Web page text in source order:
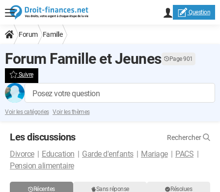
Question
Forum Famille
Forum Famille et Jeunes Page 901
Suivre
Posez votre question
Voir les catégories Voir les thèmes
Les discussions Rechercher
Divorce Education Garde d'enfants Mariage
PACS
Pension alimentaire
Récentes Sans réponse Résolues